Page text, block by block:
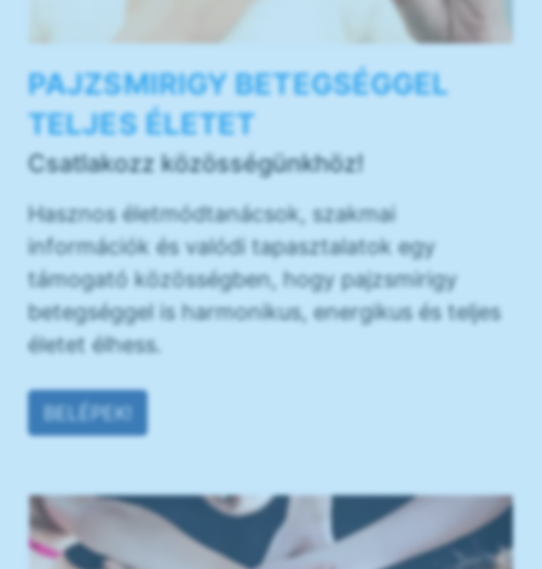
PAJZSMIRIGY BETEGSÉGGEL
TELJES ÉLETET
Csatlakozz közösségünkhöz!
Hasznos életmódtanácsok, szakmai
információk és valódi tapasztalatok egy
támogató közösségben, hogy pajzsmirigy
betegséggel is harmonikus, energikus és teljes
életet élhess.
BELÉPEK!